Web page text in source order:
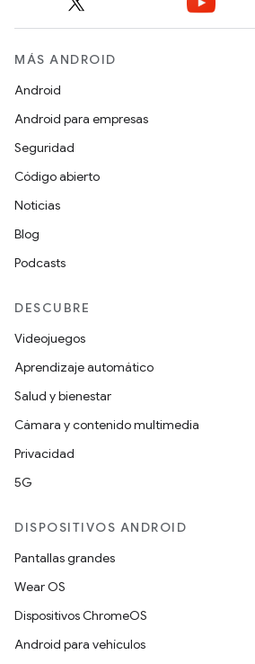
MÁS ANDROID
Android
Android para empresas
Seguridad
Código abierto
Noticias
Blog
Podcasts
DESCUBRE
Videojuegos
Aprendizaje automático
Salud y bienestar
Cámara y contenido multimedia
Privacidad
5G
DISPOSITIVOS ANDROID
Pantallas grandes
Wear OS
Dispositivos ChromeOS
Android para vehículos